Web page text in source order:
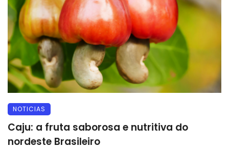
NOTICIAS
Caju: a fruta saborosa e nutritiva do
nordeste Brasileiro